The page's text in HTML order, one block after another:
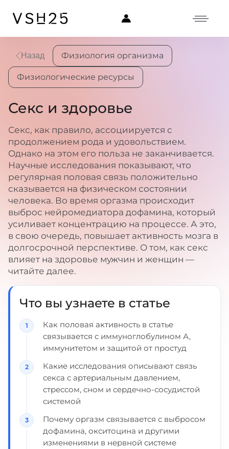
Назад Физиология организма
Физиологические ресурсы
Секс и здоровье
Секс, как правило, ассоциируется с
продолжением рода и удовольствием.
Однако на этом его польза не заканчивается.
Научные исследования показывают, что
регулярная половая связь положительно
сказывается на физическом состоянии
человека. Во время оргазма происходит
выброс нейромедиатора дофамина, который
усиливает концентрацию на процессе. А это,
в свою очередь, повышает активность мозга в
долгосрочной перспективе. О том, как секс
влияет на здоровье мужчин и женщин —
читайте далее.
Что вы узнаете в статье
Как половая активность в статье
связывается с иммуноглобулином А,
иммунитетом и защитой от простуд
Какие исследования описывают связь
секса с артериальным давлением,
стрессом, сном и сердечно-сосудистой
системой
Почему оргазм связывается с выбросом
дофамина, окситоцина и другими
изменениями в нервной системе